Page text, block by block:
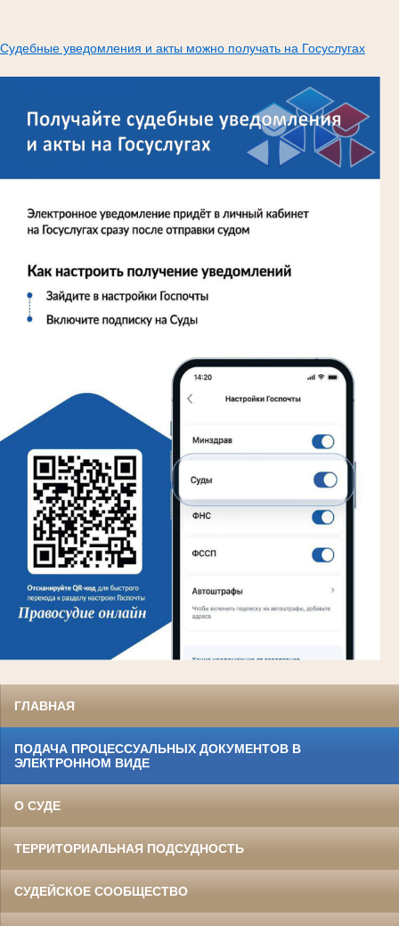
Судебные уведомления и акты можно получать на Госуслугах
ГЛАВНАЯ
ПОДАЧА ПРОЦЕССУАЛЬНЫХ ДОКУМЕНТОВ В
ЭЛЕКТРОННОМ ВИДЕ
О СУДЕ
ТЕРРИТОРИАЛЬНАЯ ПОДСУДНОСТЬ
СУДЕЙСКОЕ СООБЩЕСТВО